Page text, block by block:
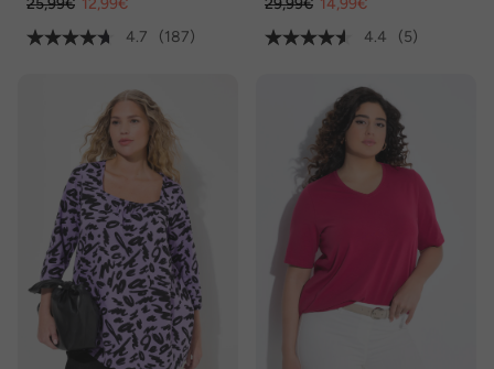
25,99€ 12,99€
4.7
(187)
29,99€ 14,99€
4.4
(5)